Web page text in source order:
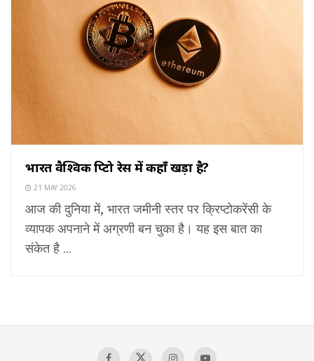
भारत वैश्विक क्रिप्टो रेस में कहाँ खड़ा है?
21 MAY 2026
आज की दुनिया में, भारत जमीनी स्तर पर क्रिप्टोकरेंसी के
व्यापक अपनाने में अग्रणी बन चुका है। यह इस बात का
संकेत है ...